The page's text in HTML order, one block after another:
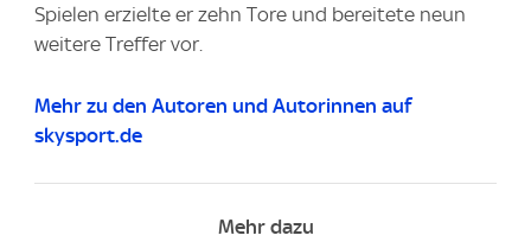
Spielen erzielte er zehn Tore und bereitete neun
weitere Treffer vor.
Mehr zu den Autoren und Autorinnen auf
skysport.de
Mehr dazu